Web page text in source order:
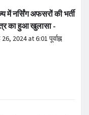
में नर्सिंग अफसरों की भर्ती
का हुआ खुलासा -
2024 at 6:01 पूर्वाह्न